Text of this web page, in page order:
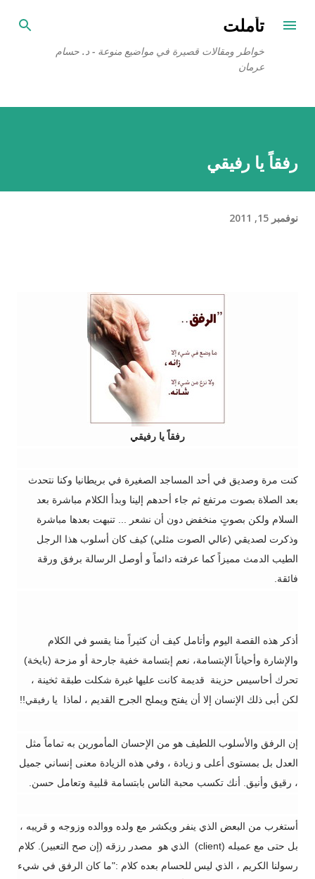
تأملت
خواطر ومقالات قصيرة في مواضيع منوعة - د. حسام
عرمان
رفقاً يا رفيقي
نوفمبر 15, 2011
رفقاً يا رفيقي
كنت مرة وصديق في أحد المساجد الصغيرة في بريطانيا وكنا نتحدث
بعد الصلاة بصوت مرتفع ثم جاء أحدهم إلينا وبدأ الكلام مباشرة بعد
السلام ولكن بصوتٍ منخفض دون أن نشعر ... تنبهت بعدها مباشرة
وذكرت لصديقي (عالي الصوت مثلي) كيف كان أسلوب هذا الرجل
الطيب الدمث مميزاً كما عرفته دائماً و أوصل الرسالة برفق ورقة
فائقة.
أذكر هذه القصة اليوم وأتامل كيف أن كثيراً منا يقسو في الكلام
والإشارة وأحياناً الإبتسامة، نعم إبتسامة خفية جارحة أو مزحة (بايخة)
تحرك أحاسيس حزينة قديمة كانت عليها غبرة شكلت طبقة ثخينة ،
لكن أبى ذلك الإنسان إلا أن يفتح ويملح الجرح القديم ، لماذا يا رفيقي!!
إن الرفق والأسلوب اللطيف هو من الإحسان المأمورين به تماماً مثل
العدل بل بمستوى أعلى و زيادة ، وفي هذه الزيادة معنى إنساني جميل
، رقيق وأنيق. أنك تكسب محبة الناس بابتسامة قلبية وتعامل حسن.
أستغرب من البعض الذي ينفر ويكشر مع ولده ووالده وزوجه و قريبه ،
بل حتى مع عميله (client) الذي هو مصدر رزقه (إن صح التعبير). كلام
رسولنا الكريم ، الذي ليس للحسام بعده كلام :"ما كان الرفق في شيء